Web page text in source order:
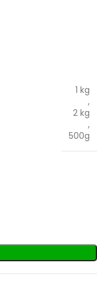
1 kg
,
2 kg
,
500g